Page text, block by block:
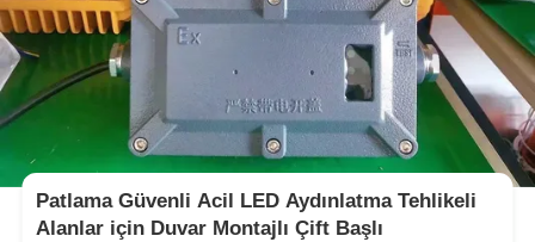
Patlama Güvenli Acil LED Aydınlatma Tehlikeli
Alanlar için Duvar Montajlı Çift Başlı